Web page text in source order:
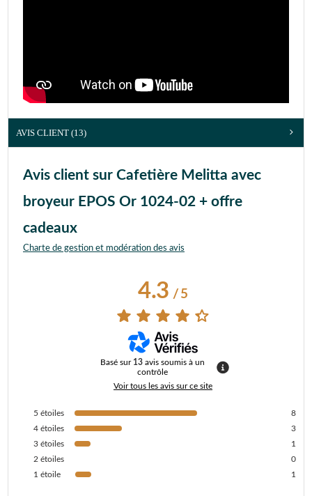
AVIS CLIENT (13)
Avis client sur Cafetière Melitta avec
broyeur EPOS Or 1024-02 + offre
cadeaux
Charte de gestion et modération des avis
4.3/ 5
Basé sur 13 avis soumis à un
contrôle
Voir tous les avis sur ce site
5 étoiles
8
4 étoiles
3
3 étoiles
1
2 étoiles
0
1 étoile 1